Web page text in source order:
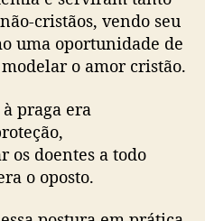
cristãos, vendo seu
uma oportunidade de
o amor cristão.
praga era
os doentes a todo
o oposto.